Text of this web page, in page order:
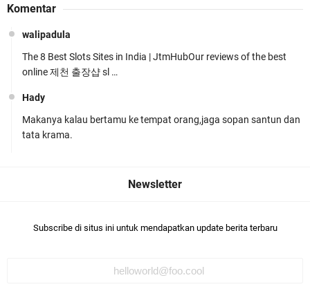
Gelar Apel Siaga Kamtibmas Serentak
Polres Lombok Timur Raih Predikat 'A' Layanan
Polres Lotim Gelar Apel Kamtibmas Jelang HUT
Komentar
walipadula
The 8 Best Slots Sites in India | JtmHubOur reviews of the best
online 제천 출장샵 sl …
Hady
Makanya kalau bertamu ke tempat orang,jaga sopan santun dan
tata krama.
Subscribe di situs ini untuk mendapatkan update berita terbaru